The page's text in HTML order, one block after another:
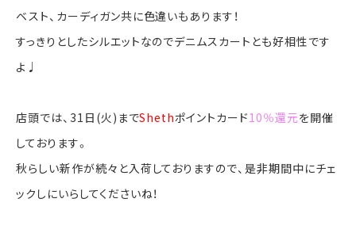
ベスト、カーディガン共に色違いもあります！
すっきりとしたシルエットなのでデニムスカートとも好相性です
よ♩
店頭では、31日(火)までShethポイントカード10％還元を開催
しております。
秋らしい新作が続々と入荷しておりますので、是非期間中にチェ
ックしにいらしてくださいね！